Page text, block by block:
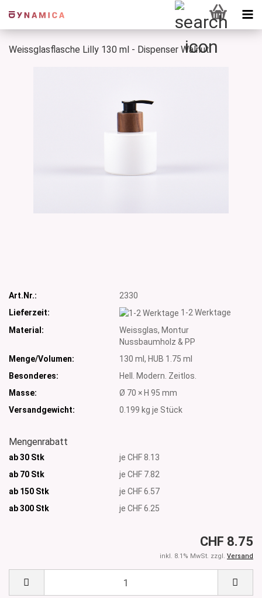
Weissglasflasche Lilly 130 ml - Dispenser Walnut
Art.Nr.:
2330
Lieferzeit:
1-2 Werktage
Material:
Weissglas, Montur
Nussbaumholz & PP
Menge/Volumen:
130 ml, HUB 1.75 ml
Besonderes:
Hell. Modern. Zeitlos.
Masse:
Ø 70 × H 95 mm
Versandgewicht:
0.199 kg je Stück
Mengenrabatt
ab 30 Stk
je CHF 8.13
ab 70 Stk
je CHF 7.82
ab 150 Stk
je CHF 6.57
ab 300 Stk je CHF 6.25
CHF 8.75
inkl. 8.1% MwSt. zzgl. Versand